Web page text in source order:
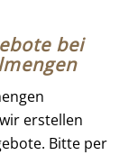
bei
erstellen
Bitte per